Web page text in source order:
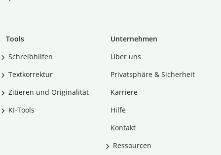
Tools
Schreibhilfen
Textkorrektur
Zitieren und Originalität
KI-Tools
Unternehmen
Über uns
Privatsphäre & Sicherheit
Karriere
Hilfe
Kontakt
Ressourcen